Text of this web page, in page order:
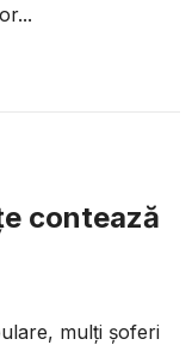
contează
mulți șoferi